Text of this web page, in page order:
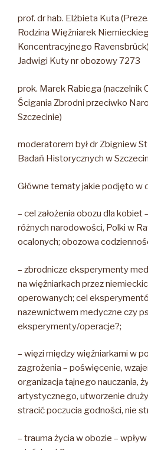
prof. dr hab. Elżbieta Kuta
Rodzina Więźniarek
Koncentracyjnego
Jadwigi Kuty nr obozowy 7273
prok. Marek Rabiega (naczelnik
Ścigania Zbrodni przeciwko
Szczecinie)
moderatorem był dr Zbigniew
Badań Historycznych w
Główne tematy jakie podjęto w
– cel założenia obozu dla kobiet
różnych narodowości, Polki w
ocalonych; obozowa
– zbrodnicze eksperymenty
na więźniarkach przez
operowanych; cel
nazewnictwem medyczne czy
eksperymenty/operacje?;
– więzi między więźniarkami w
zagrożenia – poświęcenie,
organizacja tajnego nauczania,
artystycznego, utworzenie
stracić poczucia godności, nie
– trauma życia w obozie –